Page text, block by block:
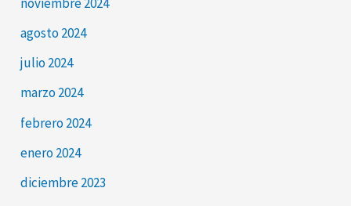
agosto 2024
julio 2024
marzo 2024
febrero 2024
enero 2024
diciembre 2023